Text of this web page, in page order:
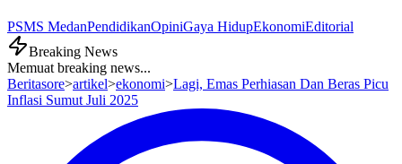
PSMS MedanPendidikanOpiniGaya HidupEkonomiEditorial
Breaking News
Memuat breaking news...
Beritasore>artikel>ekonomi>Lagi, Emas Perhiasan Dan Beras Picu
Inflasi Sumut Juli 2025